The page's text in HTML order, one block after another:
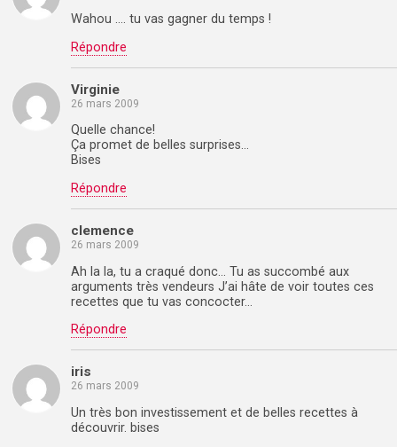
Wahou …. tu vas gagner du temps !
Répondre
Virginie
26 mars 2009
Quelle chance!
Ça promet de belles surprises…
Bises
Répondre
clemence
26 mars 2009
Ah la la, tu a craqué donc… Tu as succombé aux
arguments très vendeurs J’ai hâte de voir toutes ces
recettes que tu vas concocter…
Répondre
iris
26 mars 2009
Un très bon investissement et de belles recettes à
découvrir. bises